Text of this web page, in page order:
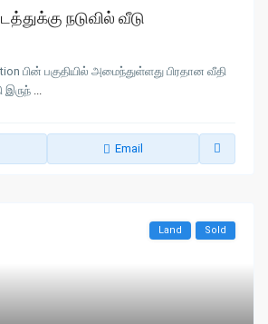
நடுவில் வீடு
பின் பகுதியில் அமைந்துள்ளது பிரதான வீதி
இருந் ...
Email
Land Sold